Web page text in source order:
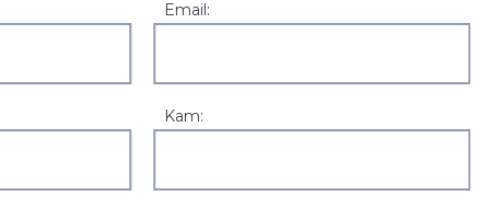
Zľavy a akcie
Email:
Kam: